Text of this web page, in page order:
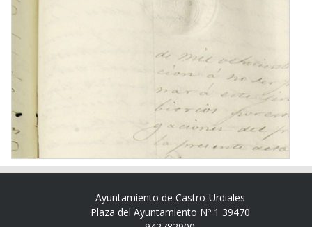
Ayuntamiento de Castro-Urdiales
Plaza del Ayuntamiento Nº 1 39470